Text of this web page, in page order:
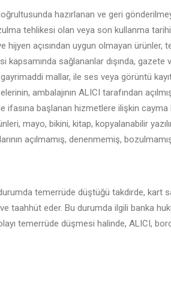
hazırlanan ve geri
tehlikesi olan veya son kullanma
hijyen açısından uygun olmayan
sağlananlar dışında,
mallar, ile ses veya görüntü
ambalajının ALICI tarafından
başlanan hizmetlere ilişkin cayma
mayo, bikini, kitap, kopyalanabilir
açılmamış, denenmemiş,
temerrüde düştüğü takdirde,
taahhüt eder. Bu durumda ilgili banka
temerrüde düşmesi halinde, ALICI,